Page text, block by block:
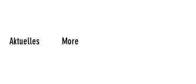
Aktuelles More